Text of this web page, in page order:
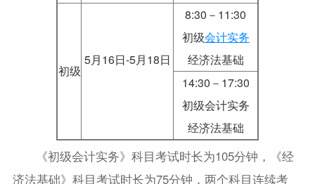
初级
5月16日-5月18日
8:30－11:30
初级会计实务
经济法基础
14:30－17:30
初级会计实务
经济法基础
《初级会计实务》科目考试时长为105分钟，《经
济法基础》科目考试时长为75分钟，两个科目连续考